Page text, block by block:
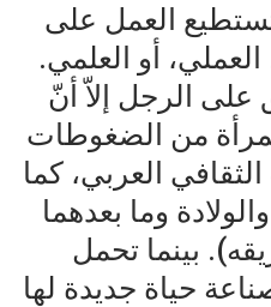
العمل على
أو العلمي.
على الرجل إلاّ أنّ
من الضغوطات
العربي، كما
وما بعدهما
بينما تحمل
حياة جديدة لها